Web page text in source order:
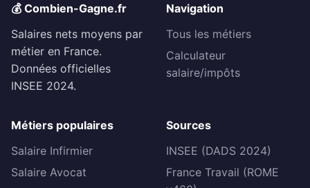
💰 Combien-Gagne.fr
Salaires nets moyens par
métier en France.
Données officielles
INSEE 2024.
Navigation
Tous les métiers
Calculateur
salaire/impôts
Métiers populaires
Salaire Infirmier
Salaire Avocat
Sources
INSEE (DADS 2024)
France Travail (ROME